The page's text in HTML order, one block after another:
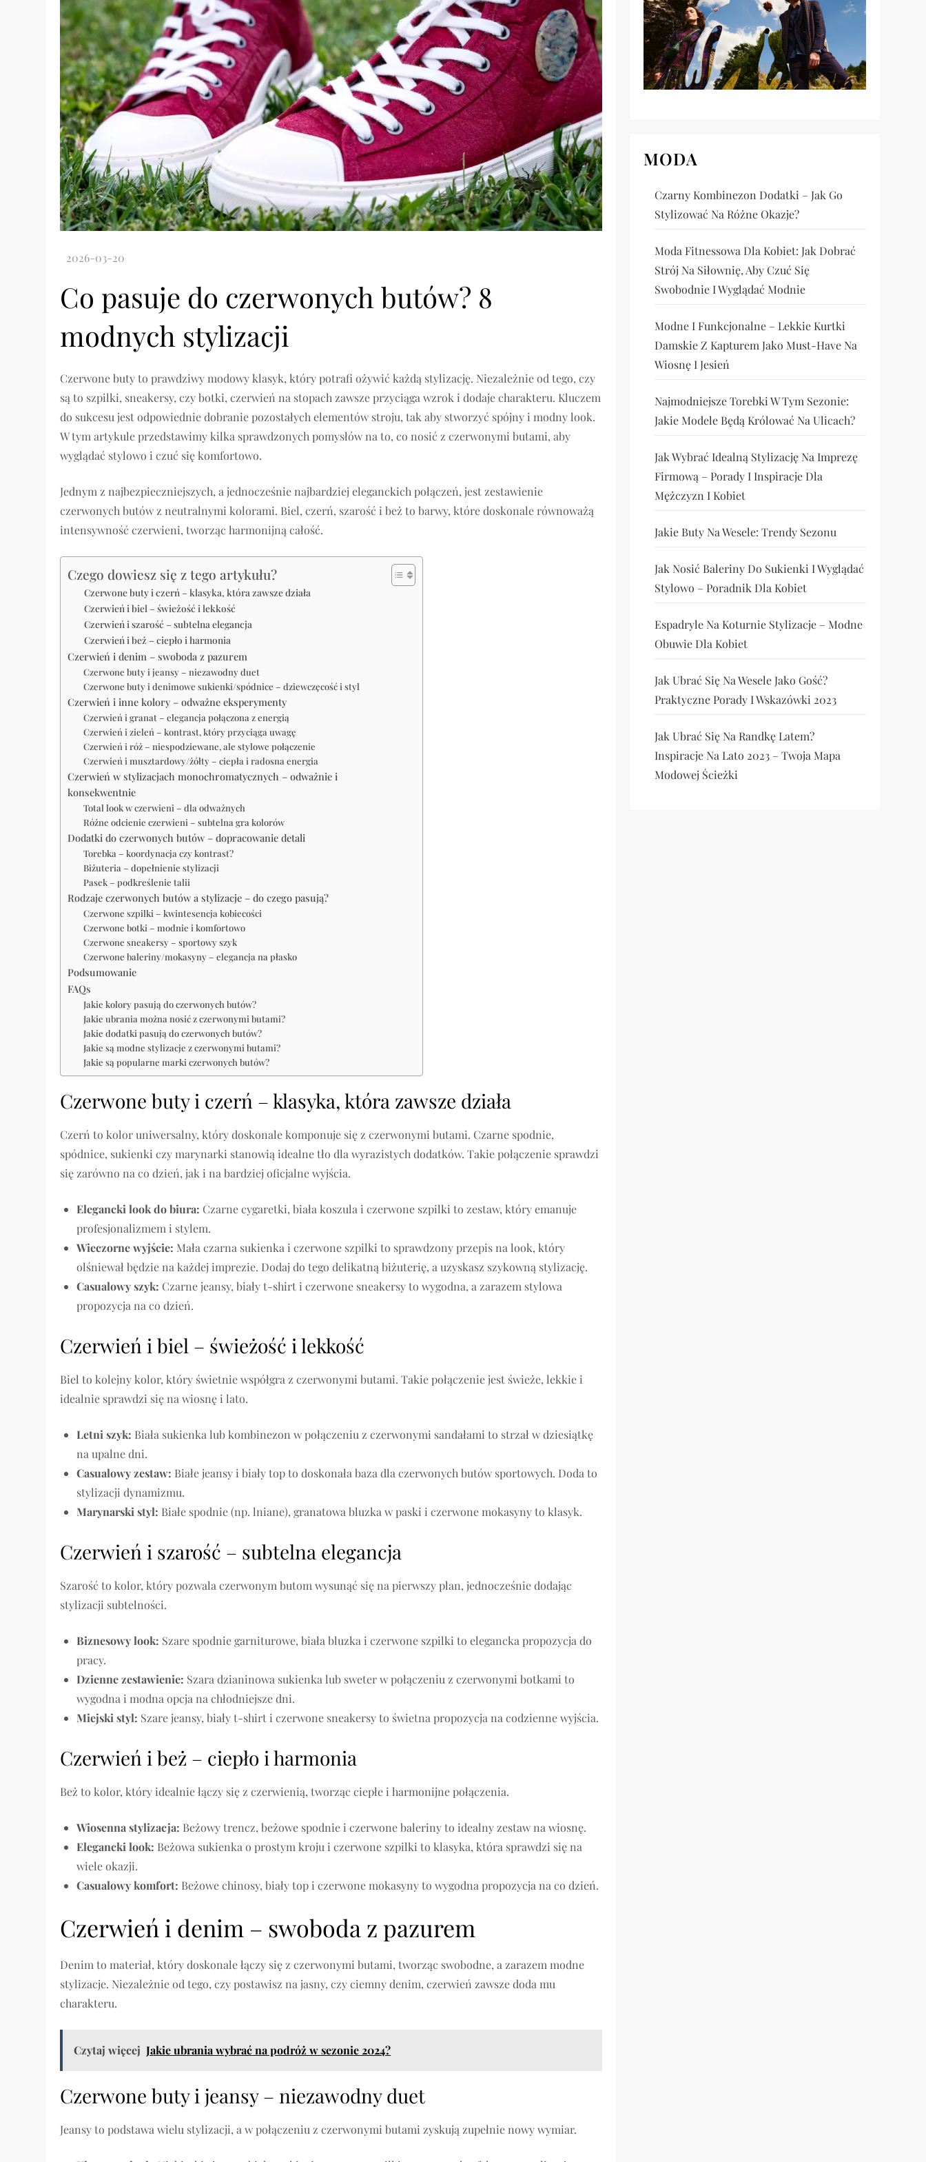
Co pasuje do czerwonych butów? 8
modnych stylizacji
Czerwone buty to prawdziwy modowy klasyk, który potrafi ożywić każdą stylizację. Niezależnie od tego, czy
są to szpilki, sneakersy, czy botki, czerwień na stopach zawsze przyciąga wzrok i dodaje charakteru. Kluczem
do sukcesu jest odpowiednie dobranie pozostałych elementów stroju, tak aby stworzyć spójny i modny look.
W tym artykule przedstawimy kilka sprawdzonych pomysłów na to, co nosić z czerwonymi butami, aby
wyglądać stylowo i czuć się komfortowo.
Jednym z najbezpieczniejszych, a jednocześnie najbardziej eleganckich połączeń, jest zestawienie
czerwonych butów z neutralnymi kolorami. Biel, czerń, szarość i beż to barwy, które doskonale równoważą
intensywność czerwieni, tworząc harmonijną całość.
Czego dowiesz się z tego artykułu?
Czerwone buty i czerń – klasyka, która zawsze działa
Czerwień i biel – świeżość i lekkość
Czerwień i szarość – subtelna elegancja
Czerwień i beż – ciepło i harmonia
Czerwień i denim – swoboda z pazurem
Czerwone buty i jeansy – niezawodny duet
Czerwone buty i denimowe sukienki/spódnice – dziewczęcość i styl
Czerwień i inne kolory – odważne eksperymenty
Czerwień i granat – elegancja połączona z energią
Czerwień i zieleń – kontrast, który przyciąga uwagę
Czerwień i róż – niespodziewane, ale stylowe połączenie
Czerwień i musztardowy/żółty – ciepła i radosna energia
Czerwień w stylizacjach monochromatycznych – odważnie i
konsekwentnie
Total look w czerwieni – dla odważnych
Różne odcienie czerwieni – subtelna gra kolorów
Dodatki do czerwonych butów – dopracowanie detali
Torebka – koordynacja czy kontrast?
Biżuteria – dopełnienie stylizacji
Pasek – podkreślenie talii
Rodzaje czerwonych butów a stylizacje – do czego pasują?
Czerwone szpilki – kwintesencja kobiecości
Czerwone botki – modnie i komfortowo
Czerwone sneakersy – sportowy szyk
Czerwone baleriny/mokasyny – elegancja na płasko
Podsumowanie
FAQs
Jakie kolory pasują do czerwonych butów?
Jakie ubrania można nosić z czerwonymi butami?
Jakie dodatki pasują do czerwonych butów?
Jakie są modne stylizacje z czerwonymi butami?
Jakie są popularne marki czerwonych butów?
Czerwone buty i czerń – klasyka, która zawsze działa
Czerń to kolor uniwersalny, który doskonale komponuje się z czerwonymi butami. Czarne spodnie,
spódnice, sukienki czy marynarki stanowią idealne tło dla wyrazistych dodatków. Takie połączenie sprawdzi
się zarówno na co dzień, jak i na bardziej oficjalne wyjścia.
Elegancki look do biura: Czarne cygaretki, biała koszula i czerwone szpilki to zestaw, który emanuje
profesjonalizmem i stylem.
Wieczorne wyjście: Mała czarna sukienka i czerwone szpilki to sprawdzony przepis na look, który
olśniewał będzie na każdej imprezie. Dodaj do tego delikatną biżuterię, a uzyskasz szykowną stylizację.
Casualowy szyk: Czarne jeansy, biały t-shirt i czerwone sneakersy to wygodna, a zarazem stylowa
propozycja na co dzień.
Czerwień i biel – świeżość i lekkość
Biel to kolejny kolor, który świetnie współgra z czerwonymi butami. Takie połączenie jest świeże, lekkie i
idealnie sprawdzi się na wiosnę i lato.
Letni szyk: Biała sukienka lub kombinezon w połączeniu z czerwonymi sandałami to strzał w dziesiątkę
na upalne dni.
Casualowy zestaw: Białe jeansy i biały top to doskonała baza dla czerwonych butów sportowych. Doda to
stylizacji dynamizmu.
Marynarski styl: Białe spodnie (np. lniane), granatowa bluzka w paski i czerwone mokasyny to klasyk.
Czerwień i szarość – subtelna elegancja
Szarość to kolor, który pozwala czerwonym butom wysunąć się na pierwszy plan, jednocześnie dodając
stylizacji subtelności.
Biznesowy look: Szare spodnie garniturowe, biała bluzka i czerwone szpilki to elegancka propozycja do
pracy.
Dzienne zestawienie: Szara dzianinowa sukienka lub sweter w połączeniu z czerwonymi botkami to
wygodna i modna opcja na chłodniejsze dni.
Miejski styl: Szare jeansy, biały t-shirt i czerwone sneakersy to świetna propozycja na codzienne wyjścia.
Czerwień i beż – ciepło i harmonia
Beż to kolor, który idealnie łączy się z czerwienią, tworząc ciepłe i harmonijne połączenia.
Wiosenna stylizacja: Beżowy trencz, beżowe spodnie i czerwone baleriny to idealny zestaw na wiosnę.
Elegancki look: Beżowa sukienka o prostym kroju i czerwone szpilki to klasyka, która sprawdzi się na
wiele okazji.
Casualowy komfort: Beżowe chinosy, biały top i czerwone mokasyny to wygodna propozycja na co dzień.
Czerwień i denim – swoboda z pazurem
Denim to materiał, który doskonale łączy się z czerwonymi butami, tworząc swobodne, a zarazem modne
stylizacje. Niezależnie od tego, czy postawisz na jasny, czy ciemny denim, czerwień zawsze doda mu
charakteru.
Czytaj więcej Jakie ubrania wybrać na podróż w sezonie 2024?
Czerwone buty i jeansy – niezawodny duet
Jeansy to podstawa wielu stylizacji, a w połączeniu z czerwonymi butami zyskują zupełnie nowy wymiar.
MODA
Czarny Kombinezon Dodatki – Jak Go
Stylizować Na Różne Okazje?
Moda Fitnessowa Dla Kobiet: Jak Dobrać
Strój Na Siłownię, Aby Czuć Się
Swobodnie I Wyglądać Modnie
Modne I Funkcjonalne – Lekkie Kurtki
Damskie Z Kapturem Jako Must-Have Na
Wiosnę I Jesień
Najmodniejsze Torebki W Tym Sezonie:
Jakie Modele Będą Królować Na Ulicach?
Jak Wybrać Idealną Stylizację Na Imprezę
Firmową – Porady I Inspiracje Dla
Mężczyzn I Kobiet
Jakie Buty Na Wesele: Trendy Sezonu
Jak Nosić Baleriny Do Sukienki I Wyglądać
Stylowo – Poradnik Dla Kobiet
Espadryle Na Koturnie Stylizacje – Modne
Obuwie Dla Kobiet
Jak Ubrać Się Na Wesele Jako Gość?
Praktyczne Porady I Wskazówki 2023
Jak Ubrać Się Na Randkę Latem?
Inspiracje Na Lato 2023 – Twoja Mapa
Modowej Ścieżki